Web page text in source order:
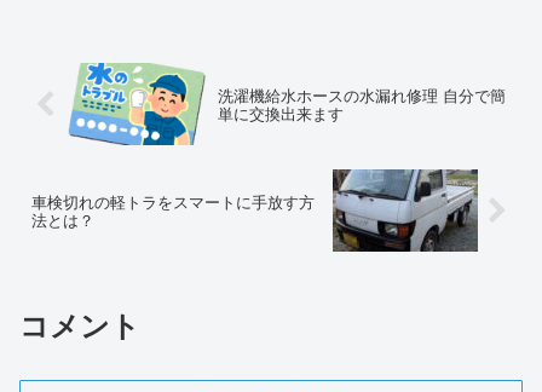
洗濯機給水ホースの水漏れ修理 自分で簡
単に交換出来ます
車検切れの軽トラをスマートに手放す方
法とは？
コメント